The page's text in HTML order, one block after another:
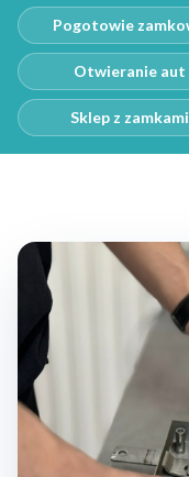
Pogotowie
Otwieranie aut
Sklep z zamkami